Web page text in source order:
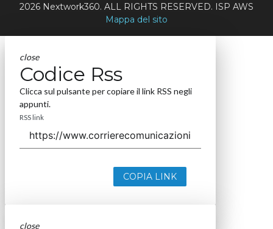
2026 Nextwork360. ALL RIGHTS RESERVED. ISP AWS
Mappa del sito
close
Codice Rss
Clicca sul pulsante per copiare il link RSS negli
appunti.
RSS link
COPIA LINK
close